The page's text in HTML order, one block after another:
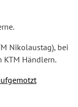
Nikolaustag), bei
KTM Händlern.